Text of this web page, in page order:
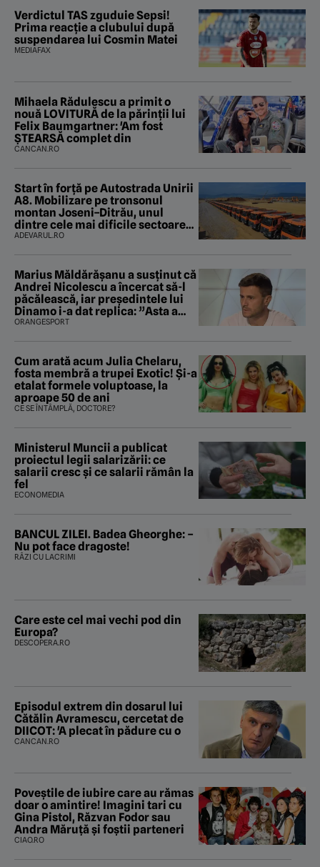
Verdictul TAS zguduie Sepsi!
Prima reacție a clubului după
suspendarea lui Cosmin Matei
MEDIAFAX
Mihaela Rădulescu a primit o
nouă LOVITURĂ de la părinții lui
Felix Baumgartner: 'Am fost
ȘTEARSĂ complet din
CANCAN.RO
Start în forță pe Autostrada Unirii
A8. Mobilizare pe tronsonul
montan Joseni–Ditrău, unul
dintre cele mai dificile sectoare
care traversează Carpații
ADEVARUL.RO
Marius Măldărăşanu a susţinut că
Andrei Nicolescu a încercat să-l
păcălească, iar preşedintele lui
Dinamo i-a dat replica: ”Asta a
fost istoria”
ORANGESPORT
Cum arată acum Julia Chelaru,
fosta membră a trupei Exotic! Și-a
etalat formele voluptoase, la
aproape 50 de ani
CE SE ÎNTÂMPLĂ, DOCTORE?
Ministerul Muncii a publicat
proiectul legii salarizării: ce
salarii cresc și ce salarii rămân la
fel
ECONOMEDIA
BANCUL ZILEI. Badea Gheorghe: –
Nu pot face dragoste!
RÂZI CU LACRIMI
Care este cel mai vechi pod din
Europa?
DESCOPERA.RO
Episodul extrem din dosarul lui
Cătălin Avramescu, cercetat de
DIICOT: 'A plecat în pădure cu o
CANCAN.RO
Poveştile de iubire care au rămas
doar o amintire! Imagini tari cu
Gina Pistol, Răzvan Fodor sau
Andra Măruţă şi foştii parteneri
CIAO.RO